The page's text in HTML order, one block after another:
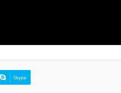
Skype